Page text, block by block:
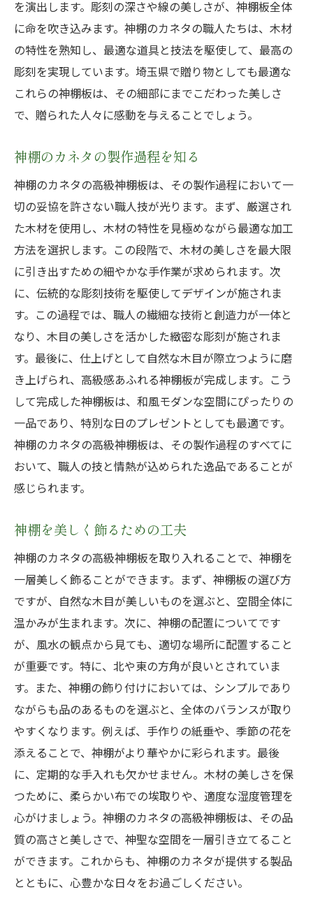
を演出します。彫刻の深さや線の美しさが、神棚板全体
に命を吹き込みます。神棚のカネタの職人たちは、木材
の特性を熟知し、最適な道具と技法を駆使して、最高の
彫刻を実現しています。埼玉県で贈り物としても最適な
これらの神棚板は、その細部にまでこだわった美しさ
で、贈られた人々に感動を与えることでしょう。
神棚のカネタの製作過程を知る
神棚のカネタの高級神棚板は、その製作過程において一
切の妥協を許さない職人技が光ります。まず、厳選され
た木材を使用し、木材の特性を見極めながら最適な加工
方法を選択します。この段階で、木材の美しさを最大限
に引き出すための細やかな手作業が求められます。次
に、伝統的な彫刻技術を駆使してデザインが施されま
す。この過程では、職人の繊細な技術と創造力が一体と
なり、木目の美しさを活かした緻密な彫刻が施されま
す。最後に、仕上げとして自然な木目が際立つように磨
き上げられ、高級感あふれる神棚板が完成します。こう
して完成した神棚板は、和風モダンな空間にぴったりの
一品であり、特別な日のプレゼントとしても最適です。
神棚のカネタの高級神棚板は、その製作過程のすべてに
おいて、職人の技と情熱が込められた逸品であることが
感じられます。
神棚を美しく飾るための工夫
神棚のカネタの高級神棚板を取り入れることで、神棚を
一層美しく飾ることができます。まず、神棚板の選び方
ですが、自然な木目が美しいものを選ぶと、空間全体に
温かみが生まれます。次に、神棚の配置についてです
が、風水の観点から見ても、適切な場所に配置すること
が重要です。特に、北や東の方角が良いとされていま
す。また、神棚の飾り付けにおいては、シンプルであり
ながらも品のあるものを選ぶと、全体のバランスが取り
やすくなります。例えば、手作りの紙垂や、季節の花を
添えることで、神棚がより華やかに彩られます。最後
に、定期的な手入れも欠かせません。木材の美しさを保
つために、柔らかい布での埃取りや、適度な湿度管理を
心がけましょう。神棚のカネタの高級神棚板は、その品
質の高さと美しさで、神聖な空間を一層引き立てること
ができます。これからも、神棚のカネタが提供する製品
とともに、心豊かな日々をお過ごしください。